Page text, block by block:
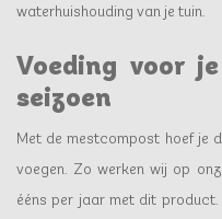
waterhuishouding van je tuin.
Voeding voor
seizoen
Met de mestcompost hoef je
voegen. Zo werken wij op
ééns per jaar met dit